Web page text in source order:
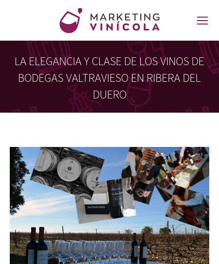
LA ELEGANCIA Y CLASE DE LOS VINOS DE
BODEGAS VALTRAVIESO EN RIBERA DEL
DUERO
Estás aquí: